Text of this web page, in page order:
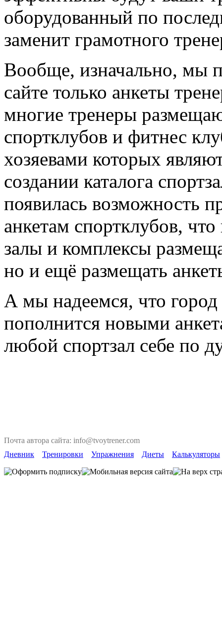
оборудованный по
заменит грамотного
Вообще, изначально, мы
сайте только анкеты
многие тренеры
спортклубов и фитнес
хозяевами которых
создании каталога
появилась возможность
анкетам спортклубов,
залы и комплексы
но и ещё размещать
А мы надеемся, что
пополнится новыми
любой спортзал себе по
Почта автора сайта: info@tvoytrener.com
Дневник
Тренировки Упражнения Диеты Калькуляторы